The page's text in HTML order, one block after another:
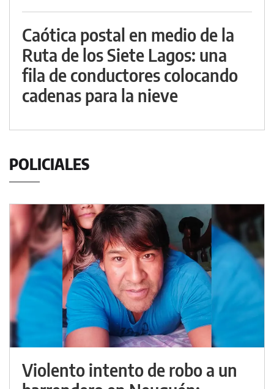
Caótica postal en medio de la
Ruta de los Siete Lagos: una
fila de conductores colocando
cadenas para la nieve
POLICIALES
Violento intento de robo a un